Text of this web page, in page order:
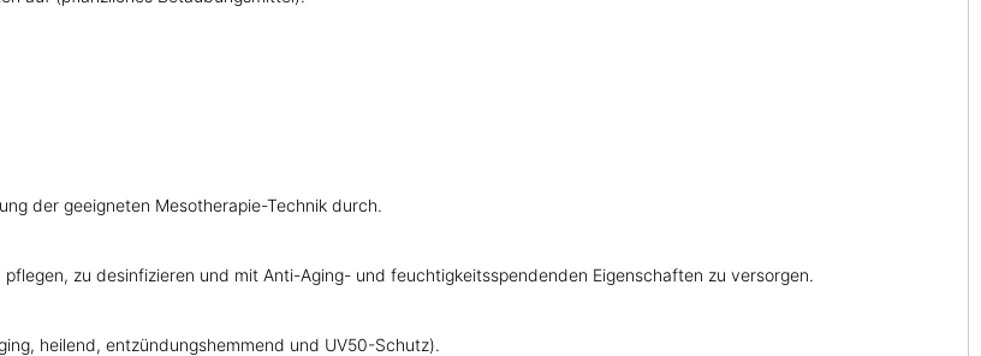
der geeigneten Mesotherapie-Technik durch.
zu desinfizieren und mit Anti-Aging- und feuchtigkeitsspendenden Eigenschaften zu versorgen.
heilend, entzündungshemmend und UV50-Schutz).